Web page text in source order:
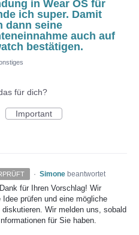
in Wear OS für
ich super. Damit
dann seine
auch auf
bestätigen.
für dich?
Important
· Simone beantwortet
für Ihren Vorschlag! Wir
Idee prüfen und eine mögliche
diskutieren. Wir melden uns, sobald
für Sie haben.